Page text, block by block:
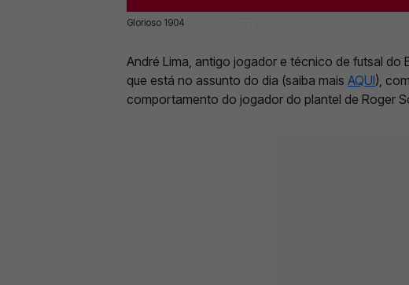
Glorioso 1904
16 Mar 2024 | 18:18 |
André Lima, antigo jogador e técnico de futsal do
que está no assunto do dia (saiba mais AQUI),
comportamento do jogador do plantel de Roger